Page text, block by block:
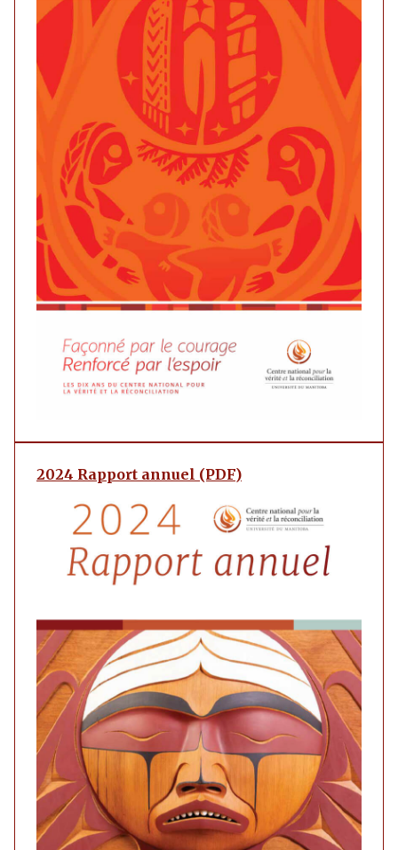
2024 Rapport annuel (PDF)